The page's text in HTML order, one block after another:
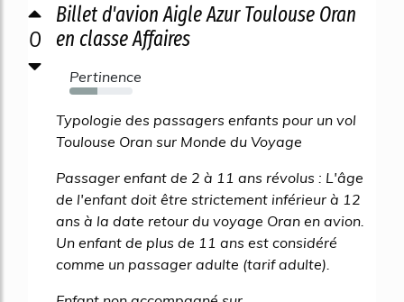
0
Billet d'avion Aigle Azur Toulouse Oran
en classe Affaires
Pertinence
44%
Typologie des passagers enfants pour un vol
Toulouse Oran sur Monde du Voyage
Passager enfant de 2 à 11 ans révolus : L'âge
de l'enfant doit être strictement inférieur à 12
ans à la date retour du voyage Oran en avion.
Un enfant de plus de 11 ans est considéré
comme un passager adulte (tarif adulte).